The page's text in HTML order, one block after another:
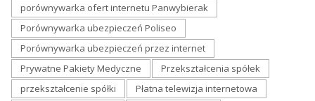
porównywarka ofert internetu Panwybierak
Porównywarka ubezpieczeń Poliseo
Porównywarka ubezpieczeń przez internet
Prywatne Pakiety Medyczne
Przekształcenia spółek
przekształcenie spółki
Płatna telewizja internetowa